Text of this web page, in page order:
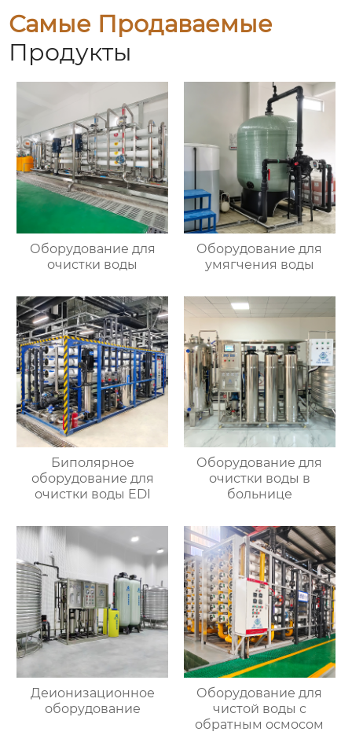
Самые Продаваемые
Продукты
Оборудование для
очистки воды
Оборудование для
умягчения воды
Биполярное
оборудование для
очистки воды EDI
Оборудование для
очистки воды в
больнице
Деионизационное
оборудование
Оборудование для
чистой воды с
обратным осмосом